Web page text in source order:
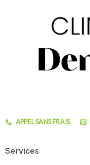
APPEL SANS FRAIS
Services